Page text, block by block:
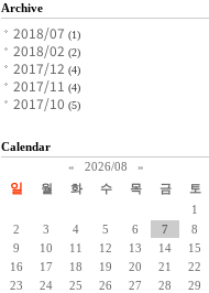
Archive
2018/07 (1)
2018/02 (2)
2017/12 (4)
2017/11 (4)
2017/10 (5)
Calendar
«
2026/08 »
일 월 화 수 목 금
토
1
2
3 4 5 6 7
8
9
10 11 12 13 14
15
16
17 18 19 20 21
22
23
24 25 26 27 28
29